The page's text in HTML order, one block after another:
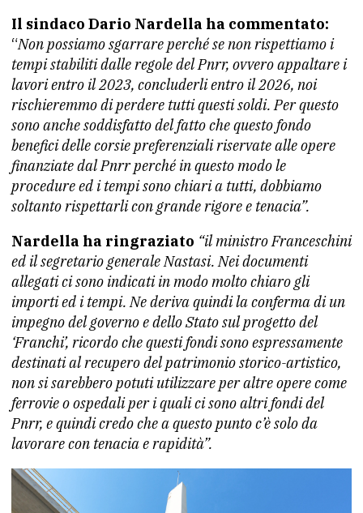
Il sindaco Dario Nardella ha commentato:
“Non possiamo sgarrare perché se non rispettiamo i
tempi stabiliti dalle regole del Pnrr, ovvero appaltare i
lavori entro il 2023, concluderli entro il 2026, noi
rischieremmo di perdere tutti questi soldi. Per questo
sono anche soddisfatto del fatto che questo fondo
benefici delle corsie preferenziali riservate alle opere
finanziate dal Pnrr perché in questo modo le
procedure ed i tempi sono chiari a tutti, dobbiamo
soltanto rispettarli con grande rigore e tenacia”.
Nardella ha ringraziato “il ministro Franceschini
ed il segretario generale Nastasi. Nei documenti
allegati ci sono indicati in modo molto chiaro gli
importi ed i tempi. Ne deriva quindi la conferma di un
impegno del governo e dello Stato sul progetto del
‘Franchi’, ricordo che questi fondi sono espressamente
destinati al recupero del patrimonio storico-artistico,
non si sarebbero potuti utilizzare per altre opere come
ferrovie o ospedali per i quali ci sono altri fondi del
Pnrr, e quindi credo che a questo punto c’è solo da
lavorare con tenacia e rapidità”.